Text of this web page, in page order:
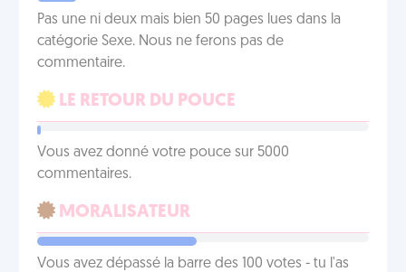
Pas une ni deux mais bien 50 pages lues dans la
catégorie Sexe. Nous ne ferons pas de
commentaire.
LE RETOUR DU POUCE
Vous avez donné votre pouce sur 5000
commentaires.
MORALISATEUR
Vous avez dépassé la barre des 100 votes - tu l'as